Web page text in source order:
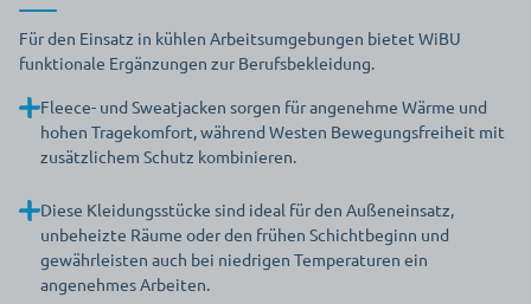
Für den Einsatz in kühlen Arbeitsumgebungen bietet WiBU
funktionale Ergänzungen zur Berufsbekleidung.
Fleece- und Sweatjacken sorgen für angenehme Wärme und
hohen Tragekomfort, während Westen Bewegungsfreiheit mit
zusätzlichem Schutz kombinieren.
Diese Kleidungsstücke sind ideal für den Außeneinsatz,
unbeheizte Räume oder den frühen Schichtbeginn und
gewährleisten auch bei niedrigen Temperaturen ein
angenehmes Arbeiten.